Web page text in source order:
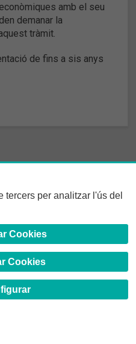
amb el seu
demanar la
tràmit.
de fins a sis anys
tercers per analitzar l'ús del
Cookies
Cookies